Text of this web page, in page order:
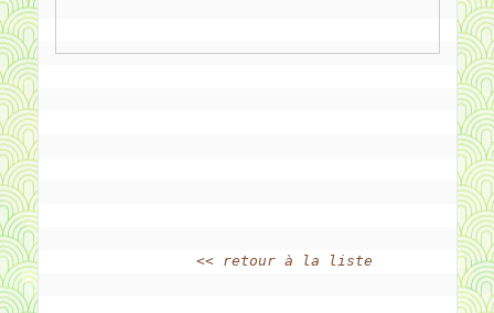
<< retour à la liste